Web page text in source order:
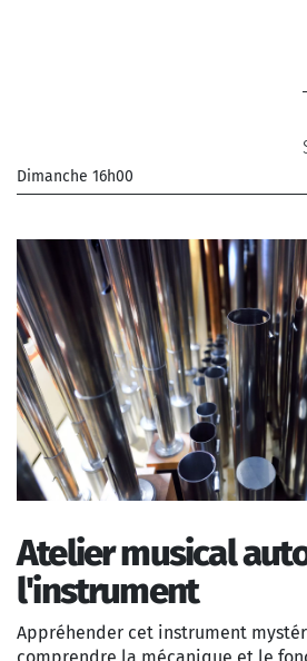
Dimanche 16h00
_ De 12 € à 28 €
Atelier musical
l'instrument
Appréhender cet instrument